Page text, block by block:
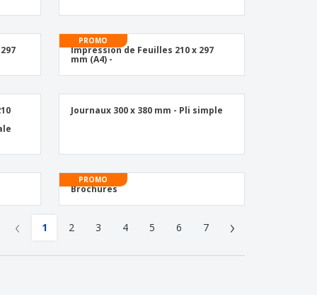
PROMO
Impression de Feuilles 210 x 297
mm (A4) -
Journaux 300 x 380 mm - Pli simple
PROMO
Brochures
‹ 1 2 3 4 5 6 7 ›